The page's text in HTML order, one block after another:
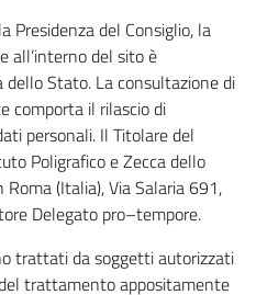
Presidenza del Consiglio, la
all’interno del sito è
dello Stato. La consultazione di
comporta il rilascio di
personali. Il Titolare del
Poligrafico e Zecca dello
(Italia), Via Salaria 691,
Delegato pro–tempore.
trattati da soggetti autorizzati
trattamento appositamente